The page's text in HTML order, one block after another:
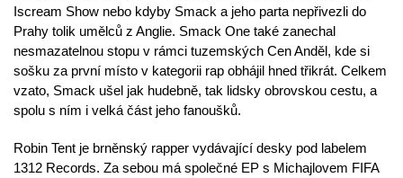
Iscream Show nebo kdyby Smack a jeho parta nepřivezli do
Prahy tolik umělců z Anglie. Smack One také zanechal
nesmazatelnou stopu v rámci tuzemských Cen Anděl, kde si
sošku za první místo v kategorii rap obhájil hned třikrát. Celkem
vzato, Smack ušel jak hudebně, tak lidsky obrovskou cestu, a
spolu s ním i velká část jeho fanoušků.
Robin Tent je brněnský rapper vydávající desky pod labelem
1312 Records. Za sebou má společné EP s Michajlovem FIFA